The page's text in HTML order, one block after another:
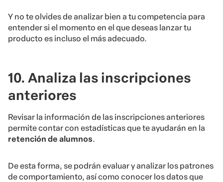
Y no te olvides de analizar bien a tu competencia para
entender si el momento en el que deseas lanzar tu
producto es incluso el más adecuado.
10. Analiza las inscripciones
anteriores
Revisar la información de las inscripciones anteriores
permite contar con estadísticas que te ayudarán en la
retención de alumnos.
De esta forma, se podrán evaluar y analizar los patrones
de comportamiento, así como conocer los datos que